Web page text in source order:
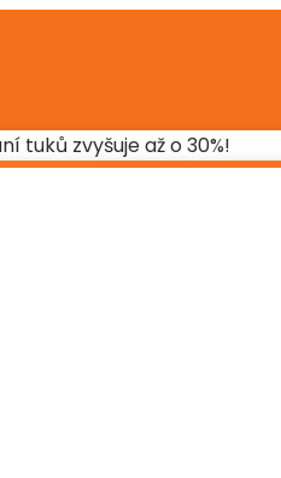
tuků zvyšuje až o 30%!